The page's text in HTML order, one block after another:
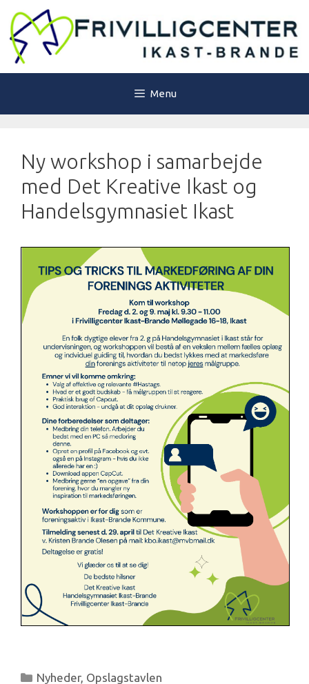
indhold
Menu
Ny workshop i samarbejde
med Det Kreative Ikast og
Handelsgymnasiet Ikast
Kategorier
Nyheder, Opslagstavlen